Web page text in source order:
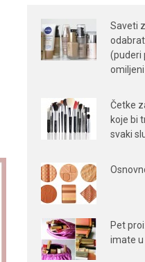
Saveti
(puderi
Četke
koje bi
svaki
Pet
imate